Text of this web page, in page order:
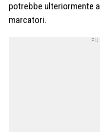
potrebbe ulteriormente
marcatori.